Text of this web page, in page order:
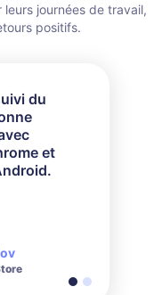
journées de travail,
positifs.
du
et
toutes
pour
a